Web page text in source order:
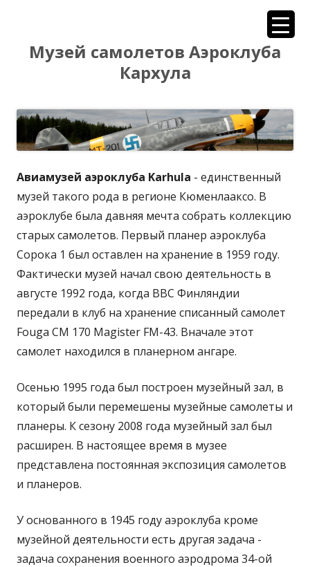
sisältöönМузей самолетов Аэроклуба
Кархула
Авиамузей аэроклуба Karhula - единственный
музей такого рода в регионе Кюменлааксо. В
аэроклубе была давняя мечта собрать коллекцию
старых самолетов. Первый планер аэроклуба
Сорока 1 был оставлен на хранение в 1959 году.
Фактически музей начал свою деятельность в
августе 1992 года, когда ВВС Финляндии
передали в клуб на хранение списанный самолет
Fouga CM 170 Magister FM-43. Вначале этот
самолет находился в планерном ангаре.
Осенью 1995 года был построен музейный зал, в
который были перемешены музейные самолеты и
планеры. К сезону 2008 года музейный зал был
расширен. В настоящее время в музее
представлена постоянная экспозиция самолетов
и планеров.
У основанного в 1945 году аэроклуба кроме
музейной деятельности есть другая задача -
задача сохранения военного аэродрома 34-ой